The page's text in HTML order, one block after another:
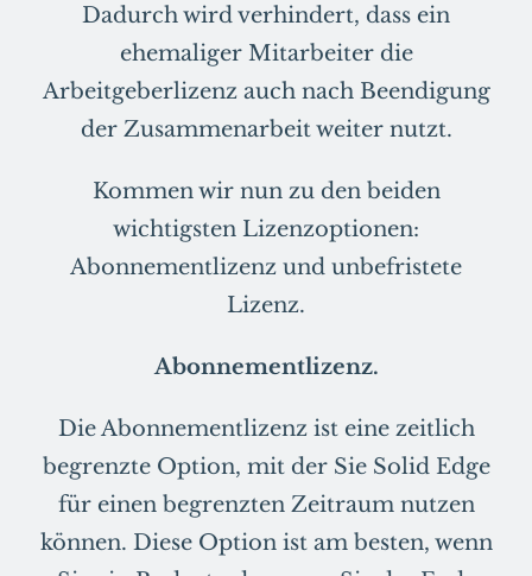
Dadurch wird verhindert, dass ein
ehemaliger Mitarbeiter die
Arbeitgeberlizenz auch nach Beendigung
der Zusammenarbeit weiter nutzt.
Kommen wir nun zu den beiden
wichtigsten Lizenzoptionen:
Abonnementlizenz und unbefristete
Lizenz.
Abonnementlizenz.
Die Abonnementlizenz ist eine zeitlich
begrenzte Option, mit der Sie Solid Edge
für einen begrenzten Zeitraum nutzen
können. Diese Option ist am besten, wenn